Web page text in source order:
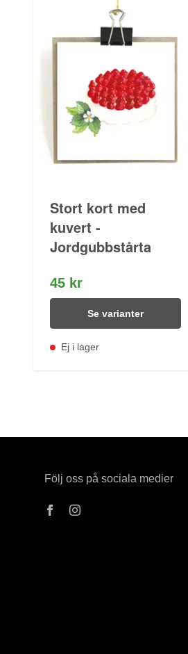
Stort kort med
kuvert -
Jordgubbstårta
45 kr
Se varianter
Ej i lager
Följ oss på sociala medier